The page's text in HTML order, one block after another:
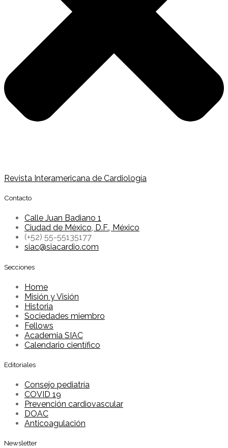
Revista Interamericana de Cardiología
Contacto
Calle Juan Badiano 1
Ciudad de México, D.F., México
(+52) 55-55135177
siac@siacardio.com
Secciones
Home
Misión y Visión
Historia
Sociedades miembro
Fellows
Academia SIAC
Calendario científico
Editoriales
Consejo pediatría
COVID 19
Prevención cardiovascular
DOAC
Anticoagulación
Newsletter